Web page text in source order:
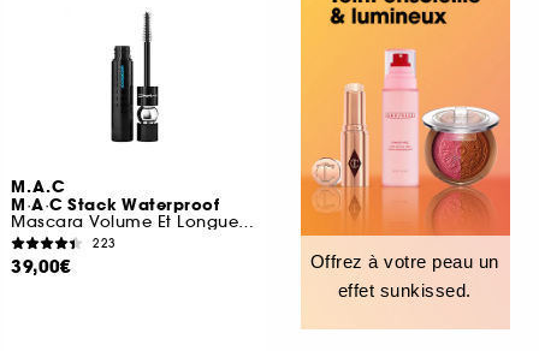
M.A.C
M·A·C Stack Waterproof
Mascara Volume Et Longueur Waterproof
223
39,00€
Offrez à votre peau un
effet sunkissed.